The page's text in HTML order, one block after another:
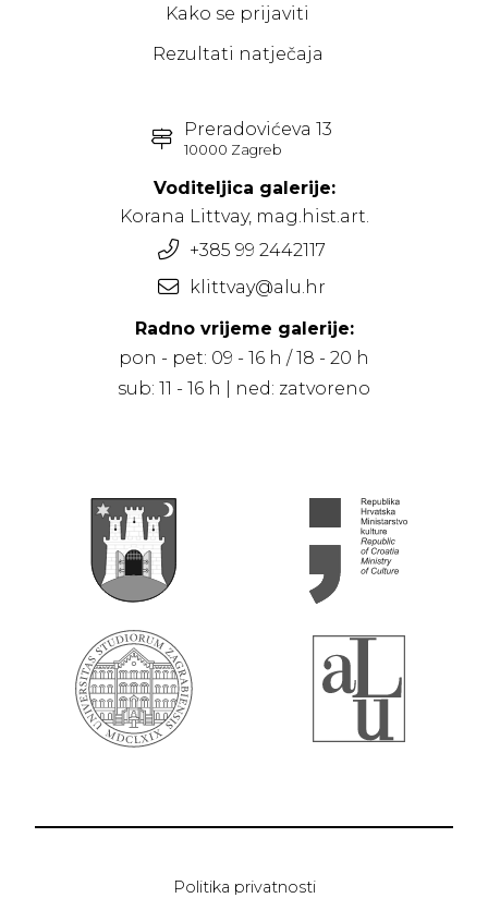
Kako se prijaviti
Rezultati natječaja
Preradovićeva 13
10000 Zagreb
Voditeljica galerije:
Korana Littvay, mag.hist.art.
+385 99 2442117
klittvay@alu.hr
Radno vrijeme galerije:
pon - pet: 09 - 16 h / 18 - 20 h
sub: 11 - 16 h | ned: zatvoreno
Politika privatnosti